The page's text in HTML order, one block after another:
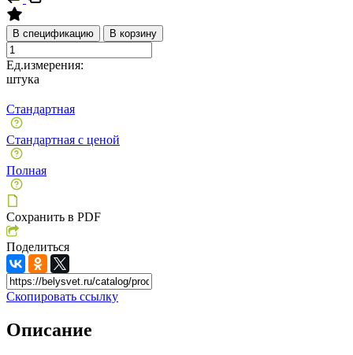
В спецификацию В корзину
Ед.измерения:
штука
Стандартная
Стандартная с ценой
Полная
Сохранить в PDF
Поделиться
Скопировать ссылку
Описание